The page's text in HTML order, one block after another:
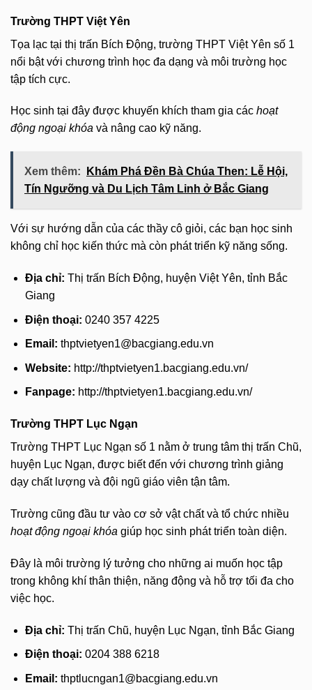
Trường THPT Việt Yên
Tọa lạc tại thị trấn Bích Động, trường THPT Việt Yên số 1
nổi bật với chương trình học đa dạng và môi trường học
tập tích cực.
Học sinh tại đây được khuyến khích tham gia các hoạt
động ngoại khóa và nâng cao kỹ năng.
Xem thêm:
Khám Phá Đền Bà Chúa Then: Lễ Hội,
Tín Ngưỡng và Du Lịch Tâm Linh ở Bắc Giang
Với sự hướng dẫn của các thầy cô giỏi, các bạn học sinh
không chỉ học kiến thức mà còn phát triển kỹ năng sống.
Địa chỉ: Thị trấn Bích Động, huyện Việt Yên, tỉnh Bắc
Giang
Điện thoại: 0240 357 4225
Email: thptvietyen1@bacgiang.edu.vn
Website: http://thptvietyen1.bacgiang.edu.vn/
Fanpage: http://thptvietyen1.bacgiang.edu.vn/
Trường THPT Lục Ngạn
Trường THPT Lục Ngạn số 1 nằm ở trung tâm thị trấn Chũ,
huyện Lục Ngạn, được biết đến với chương trình giảng
dạy chất lượng và đội ngũ giáo viên tận tâm.
Trường cũng đầu tư vào cơ sở vật chất và tổ chức nhiều
hoạt động ngoại khóa giúp học sinh phát triển toàn diện.
Đây là môi trường lý tưởng cho những ai muốn học tập
trong không khí thân thiện, năng động và hỗ trợ tối đa cho
việc học.
Địa chỉ: Thị trấn Chũ, huyện Lục Ngạn, tỉnh Bắc Giang
Điện thoại: 0204 388 6218
Email: thptlucngan1@bacgiang.edu.vn